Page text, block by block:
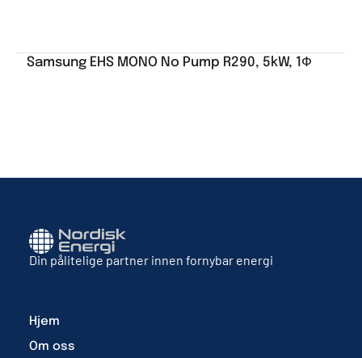
Samsung EHS MONO No Pump R290, 5kW, 1Ф
Din pålitelige partner innen fornybar energi
Hjem
Om oss